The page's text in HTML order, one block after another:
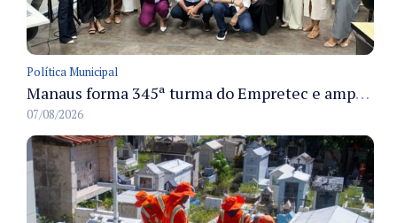
Política Municipal
Manaus forma 345ª turma do Empretec e amplia qualificação de empreendedores na cidade
07/08/2026